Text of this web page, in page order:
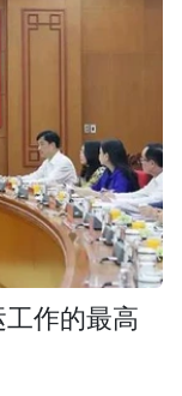
作的最高